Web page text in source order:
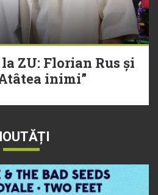
ZU: Florian Rus și
inimi”